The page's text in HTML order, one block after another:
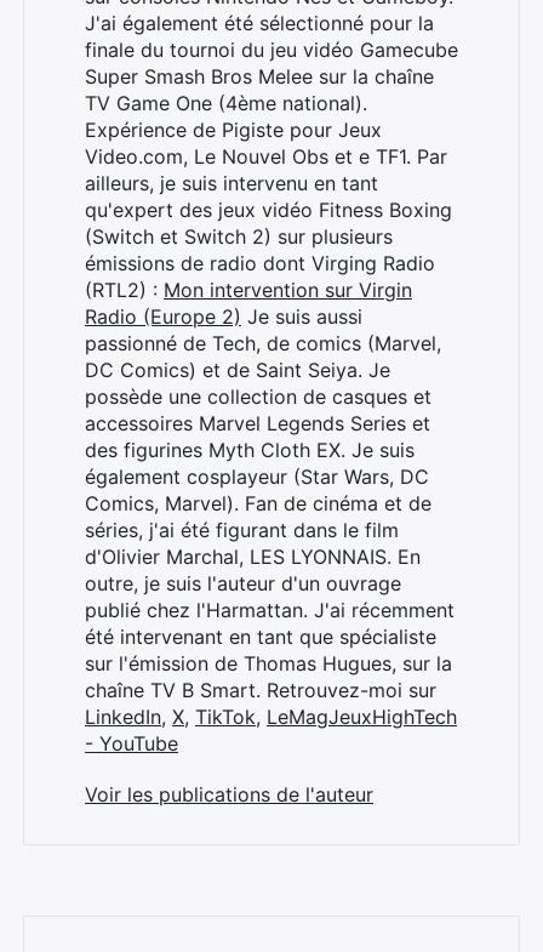
J'ai également été sélectionné pour la
finale du tournoi du jeu vidéo Gamecube
Super Smash Bros Melee sur la chaîne
TV Game One (4ème national).
Expérience de Pigiste pour Jeux
Video.com, Le Nouvel Obs et e TF1. Par
ailleurs, je suis intervenu en tant
qu'expert des jeux vidéo Fitness Boxing
(Switch et Switch 2) sur plusieurs
émissions de radio dont Virging Radio
(RTL2) : Mon intervention sur Virgin
Radio (Europe 2) Je suis aussi
passionné de Tech, de comics (Marvel,
DC Comics) et de Saint Seiya. Je
possède une collection de casques et
accessoires Marvel Legends Series et
des figurines Myth Cloth EX. Je suis
également cosplayeur (Star Wars, DC
Comics, Marvel). Fan de cinéma et de
séries, j'ai été figurant dans le film
d'Olivier Marchal, LES LYONNAIS. En
outre, je suis l'auteur d'un ouvrage
publié chez l'Harmattan. J'ai récemment
été intervenant en tant que spécialiste
sur l'émission de Thomas Hugues, sur la
chaîne TV B Smart. Retrouvez-moi sur
LinkedIn, X, TikTok, LeMagJeuxHighTech
- YouTube
Voir les publications de l'auteur
Rechercher
: